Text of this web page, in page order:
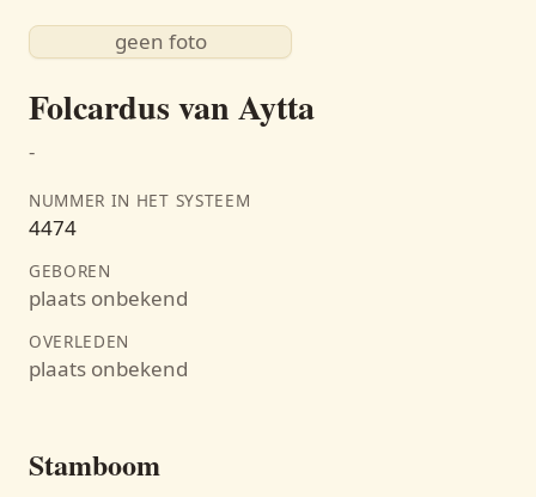
geen foto
Folcardus van Aytta
-
NUMMER IN HET SYSTEEM
4474
GEBOREN
plaats onbekend
OVERLEDEN
plaats onbekend
Stamboom